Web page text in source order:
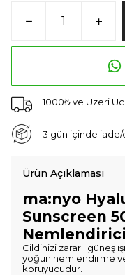
1000₺ ve Üzeri
3 gün içinde
Ürün Açıklaması
ma:nyo
Sunscreen
Cildinizi zararlı güneş
yoğun nemlendirme
koruyucudur.